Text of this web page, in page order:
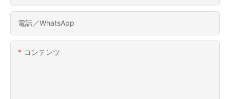
電話／WhatsApp
コンテンツ